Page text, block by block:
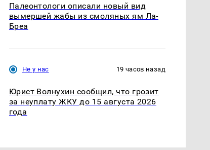
Палеонтологи описали новый вид
вымершей жабы из смоляных ям Ла-
Бреа
Не у нас 19 часов назад
Юрист Волнухин сообщил, что грозит
за неуплату ЖКУ до 15 августа 2026
года